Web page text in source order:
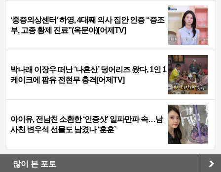
‘중증외상센터’ 하영, 4대째 의사 집안 인증 “증조
부, 고종 황제 진료”(옥문아)[어제TV]
박나래 이장우 떠난 ‘나혼산’ 덩어리즈 왔다, 1인 1
케이크에 팜유 전현무 충격[어제TV]
아이유, 전남친 소환한 ‘인증샷’ 일파만파 속…남
사친 변우석 선물도 남겼나 ‘훈훈’
많이 본 포토